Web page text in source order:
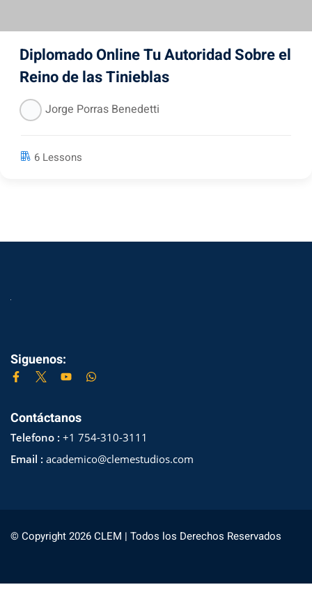
Diplomado Online Tu Autoridad Sobre el
Reino de las Tinieblas
Jorge Porras Benedetti
6 Lessons
Siguenos:
Contáctanos
Telefono : +1 754-310-3111
Email : academico@clemestudios.com
© Copyright 2026 CLEM | Todos los Derechos Reservados